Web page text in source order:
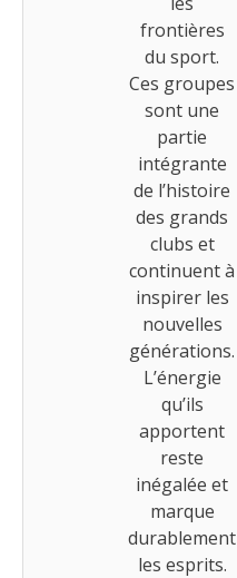
frontières
du sport.
Ces groupes
sont une
partie
intégrante
de l’histoire
des grands
clubs et
continuent à
inspirer les
nouvelles
générations.
L’énergie
qu’ils
apportent
reste
inégalée et
marque
durablement
les esprits.